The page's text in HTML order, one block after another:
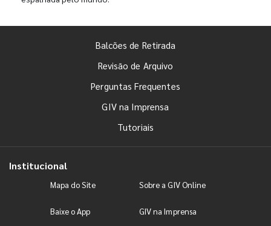
Balcões de Retirada
Revisão de Arquivo
Perguntas Frequentes
GIV na Imprensa
Tutoriais
Institucional
Mapa do Site Sobre a GIV Online
Baixe o App GIV na Imprensa